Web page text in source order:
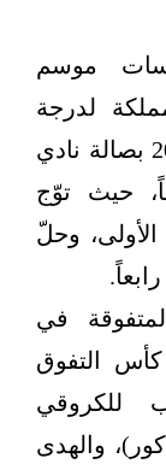
موسم
لدرجة
الأولمبي على كأس رؤية 2030 بصالة نادي
17 فريقاً، حيث توّج
وحلّ
رابعاً.
في
التفوق
للكروقي
والهدى